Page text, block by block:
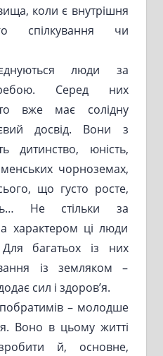
коли є внутрішня
спілкування чи
люди за
Серед них
вже має солідну
досвід. Вони з
дитинство, юність,
чорноземах,
що густо росте,
Не стільки за
характером ці люди
Для багатьох із них
із земляком –
сил і здоров’я.
– молодше
Воно в цьому житті
й, основне,